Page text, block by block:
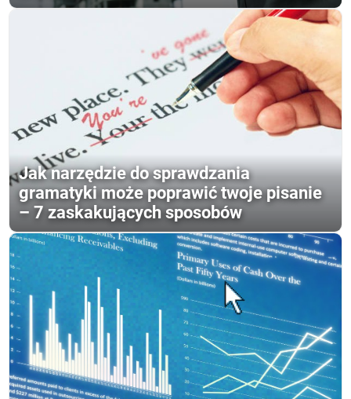
Jak narzędzie do sprawdzania
gramatyki może poprawić twoje pisanie
– 7 zaskakujących sposobów